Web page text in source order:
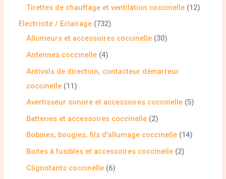
Tirettes de chauffage et ventilation coccinelle 12
Electricité / Eclairage 732
Allumeurs et accessoires coccinelle 30
Antennes coccinelle 4
Antivols de direction, contacteur démarreur
coccinelle 11
Avertisseur sonore et accessoires coccinelle 5
Batteries et accessoires coccinelle 2
Bobines, bougies, fils d'allumage coccinelle 14
Boites à fusibles et accessoires coccinelle 2
Clignotants coccinelle 6